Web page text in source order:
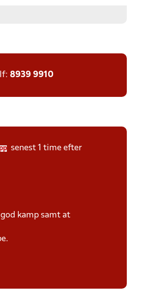
8939 9910
senest 1 time efter
kamp samt at